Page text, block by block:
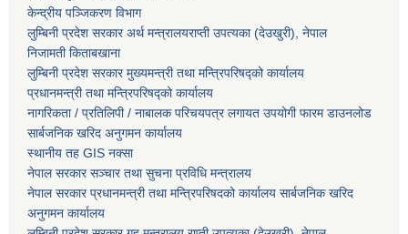
केन्द्रीय पञ्जिकरण विभाग
लुम्बिनी प्रदेश सरकार अर्थ मन्त्रालयराप्ती उपत्यका (देउखुरी), नेपाल
निजामती किताबखाना
लुम्बिनी प्रदेश सरकार मुख्यमन्त्री तथा मन्त्रिपरिषद्को कार्यालय
प्रधानमन्त्री तथा मन्त्रिपरिषद्को कार्यालय
नागरिकता / प्रतिलिपी / नाबालक परिचयपत्र लगायत उपयोगी फारम डाउनलोड
सार्बजनिक खरिद अनुगमन कार्यालय
स्थानीय तह GIS नक्सा
नेपाल सरकारसञ्चार तथा सुचना प्रविधि मन्त्रालय
नेपाल सरकार प्रधानमन्त्री तथा मन्त्रिपरिषदको कार्यालय सार्बजनिक खरिद
अनुगमन कार्यालय